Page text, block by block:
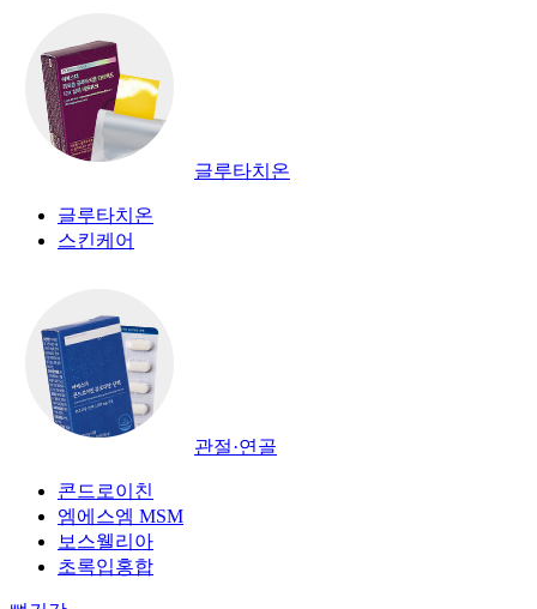
글루타치온
글루타치온
스킨케어
관절·연골
콘드로이친
엠에스엠 MSM
보스웰리아
초록입홍합